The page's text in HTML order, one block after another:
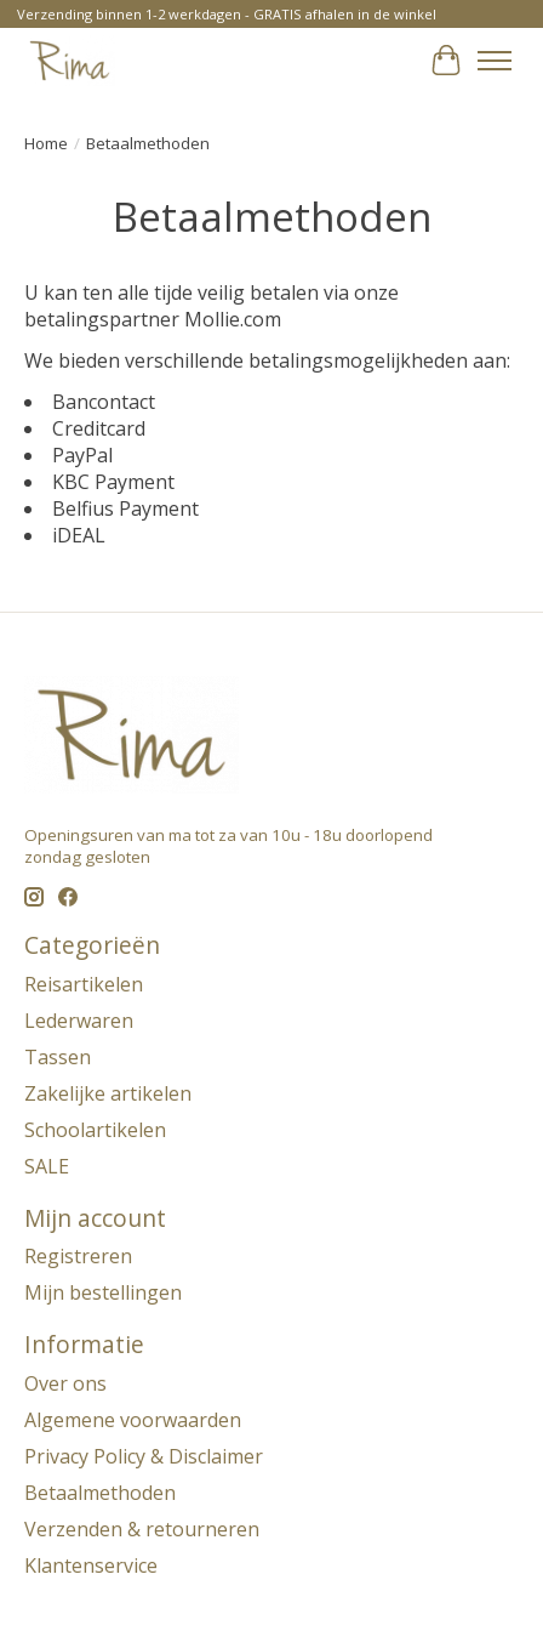
Verzending binnen 1-2 werkdagen - GRATIS afhalen in de winkel
Home / Betaalmethoden
Betaalmethoden
U kan ten alle tijde veilig betalen via onze
betalingspartner Mollie.com
We bieden verschillende betalingsmogelijkheden aan:
Bancontact
Creditcard
PayPal
KBC Payment
Belfius Payment
iDEAL
Openingsuren van ma tot za van 10u - 18u doorlopend ​
zondag gesloten
Categorieën
Reisartikelen
Lederwaren
Tassen
Zakelijke artikelen
Schoolartikelen
SALE
Mijn account
Registreren
Mijn bestellingen
Informatie
Over ons
Algemene voorwaarden
Privacy Policy & Disclaimer
Betaalmethoden
Verzenden & retourneren
Klantenservice